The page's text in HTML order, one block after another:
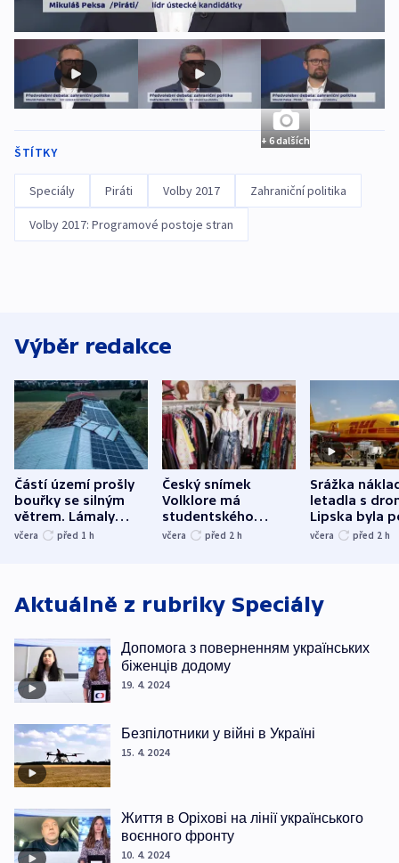
+ 6 dalších
ŠTÍTKY
Speciály Piráti Volby 2017 Zahraniční politika
Volby 2017: Programové postoje stran
Výběr redakce
Částí území prošly
bouřky se silným
větrem. Lámaly
stromy a poničily
včera před 1 h
Český snímek
Volklore má
studentského
Oscara, zabojuje o
včera před 2 h
Srážka
letadla s
Lipska byla
německého
včera před 2 h
Aktuálně z rubriky Speciály
Допомога з поверненням українських
біженців додому
19. 4. 2024
Безпілотники у війні в Україні
15. 4. 2024
Життя в Оріхові на лінії українського
воєнного фронту
10. 4. 2024